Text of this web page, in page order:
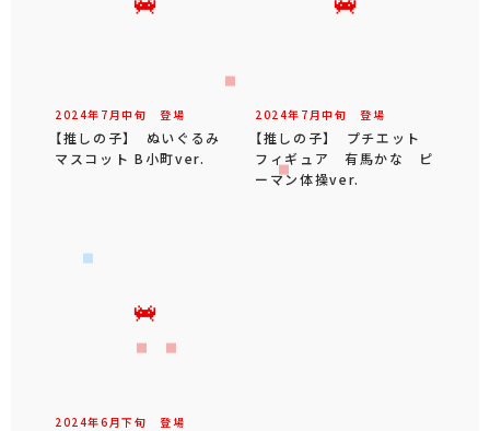
2024年 7 月中旬 登場
【推しの子】 ぬいぐるみ
マスコット B小町ver.
2024年 7 月中旬 登場
【推しの子】 プチエット
フィギュア 有馬かな ピ
ーマン体操ver.
2024年6 月下旬 登場